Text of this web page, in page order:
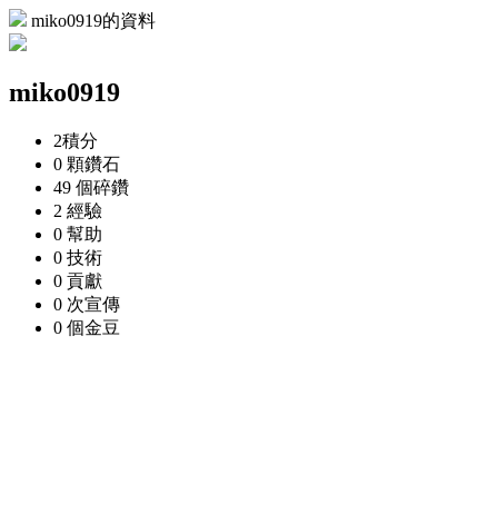
miko0919的資料
miko0919
2積分
0 顆鑽石
49 個碎鑽
2 經驗
0 幫助
0 技術
0 貢獻
0 次宣傳
0 個金豆